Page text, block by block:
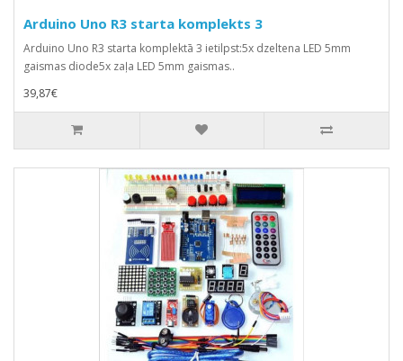
Arduino Uno R3 starta komplekts 3
Arduino Uno R3 starta komplektā 3 ietilpst:5x dzeltena LED 5mm
gaismas diode5x zaļa LED 5mm gaismas..
39,87€